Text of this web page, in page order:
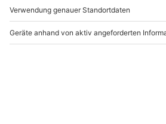
Zwickau
1 Person
94,90 €
1